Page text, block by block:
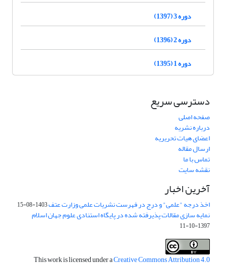
دوره 3 (1397)
دوره 2 (1396)
دوره 1 (1395)
دسترسی سریع
صفحه اصلی
درباره نشریه
اعضای هیات تحریریه
ارسال مقاله
تماس با ما
نقشه سایت
آخرین اخبار
اخذ درجه "علمی" و درج در فهرست نشریات علمی وزارت عتف1403-08-15
نمایه سازی مقالات پذیرفته شده در پایگاه استنادی علوم جهان اسلام
1397-10-11
This work is licensed under aCreative Commons Attribution 4.0